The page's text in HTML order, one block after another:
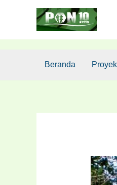
Beranda Proyek
navigation